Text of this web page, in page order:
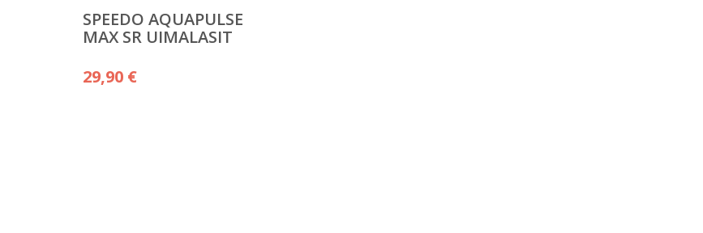
SPEEDO AQUAPULSE
MAX SR UIMALASIT
29,90 €